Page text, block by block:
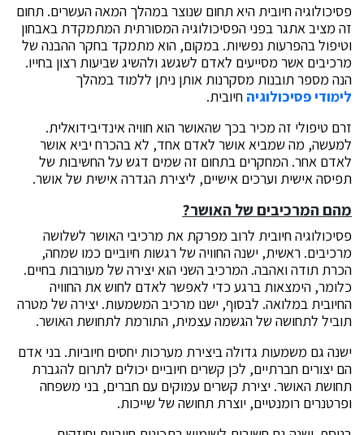
פסיכולוגיה חיובית היא תחום שנוצר במהלך המאה העשרים. תחום
זה מציב אתגר בפני הפסיכולוגיה המסורתית המתמקדת באבחון
וטיפול בהפרעות נפשיות. במקום, הוא מתמקד בחקר ההבנה של
מרכיבים אשר מסייעים לאדם לשגשג ולהשיג שביעות רצון בחייו.
הנה מספר תובנות מסקרנות אותן ניתן ללמוד במהלך
לימודי פסיכולוגיה חיובית.
זרם טיפולי זה מכיר בכך שהאושר הוא חוויה אינדיבידואלית.
למעשה, מה שמביא אושר לאדם אחד, לא בהכרח יביא אושר
לאדם אחר. המחקרים בתחום זה שמים דגש על החשיבות של
תפיסה אישית וערכים אישיים, ליצירת הגדרה אישית של אושר.
מהם המרכיבים של האושר?
פסיכולוגיה חיובית לרוב מפרקת את מרכיבי האושר לשלושה
מרכיבים. ראשית, ישנה החוויה של רגשות חיוביים כמו שמחה,
הכרת תודה ואהבה. המרכיב השני הוא יצירה של מעורבות בחיים.
כלומר, הימצאות ברגע כדי לאפשר לאדם לחוש את החוויה
החיובית במלואה. לבסוף, ישנו מרכיב המשמעות. יצירה של מטרה
תוביל לתחושה של הגשמה עצמית, התורמת לתחושת האושר.
ישנה גם משמעות גדולה ביצירת מערכות יחסים חיוביות. בני אדם
הם יצורים חברתיים, לכן קשרים חיוביים יכולים לתרום להגברת
תחושת האושר. יצירת קשרים עמוקים עם חברים, בני משפחה
ופרטנרים רומנטיים, יוצרת תחושה של שייכות.